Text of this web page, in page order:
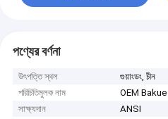
পণ্যের বর্ণনা
উৎপত্তি স্থল
গুয়াংডং, চীন
পরিচিতিমুলক নাম
OEM Bakue
সাক্ষ্যদান
ANSI